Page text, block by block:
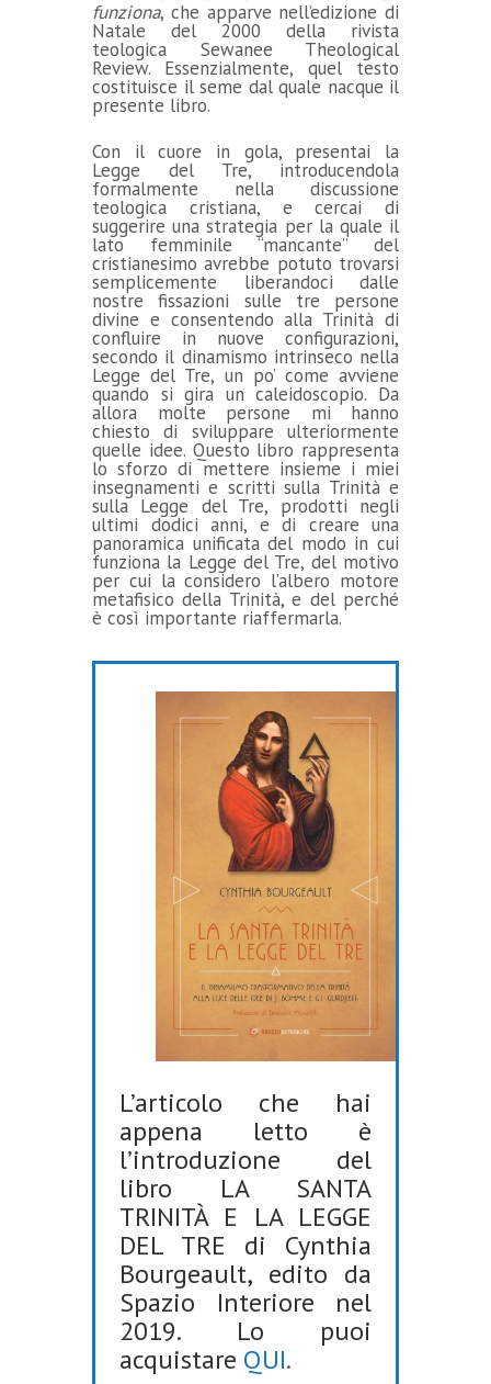
funziona, che apparve nell’edizione di
Natale del 2000 della rivista
teologica Sewanee Theological
Review. Essenzialmente, quel testo
costituisce il seme dal quale nacque il
presente libro.
Con il cuore in gola, presentai la
Legge del Tre, introducendola
formalmente nella discussione
teologica cristiana, e cercai di
suggerire una strategia per la quale il
lato femminile “mancante” del
cristianesimo avrebbe potuto trovarsi
semplicemente liberandoci dalle
nostre fissazioni sulle tre persone
divine e consentendo alla Trinità di
confluire in nuove configurazioni,
secondo il dinamismo intrinseco nella
Legge del Tre, un po’ come avviene
quando si gira un caleidoscopio. Da
allora molte persone mi hanno
chiesto di sviluppare ulteriormente
quelle idee. Questo libro rappresenta
lo sforzo di mettere insieme i miei
insegnamenti e scritti sulla Trinità e
sulla Legge del Tre, prodotti negli
ultimi dodici anni, e di creare una
panoramica unificata del modo in cui
funziona la Legge del Tre, del motivo
per cui la considero l’albero motore
metafisico della Trinità, e del perché
è così importante riaffermarla.
L’articolo che hai
appena letto è
l’introduzione del
libro LA SANTA
TRINITÀ E LA LEGGE
DEL TRE di Cynthia
Bourgeault, edito da
Spazio Interiore nel
2019. Lo puoi
acquistare QUI.